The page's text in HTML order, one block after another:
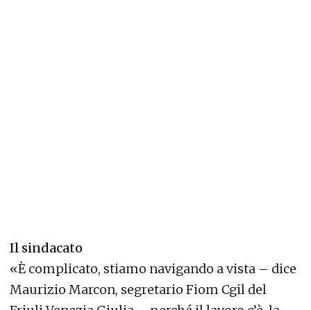
Il sindacato
«È complicato, stiamo navigando a vista – dice
Maurizio Marcon, segretario Fiom Cgil del